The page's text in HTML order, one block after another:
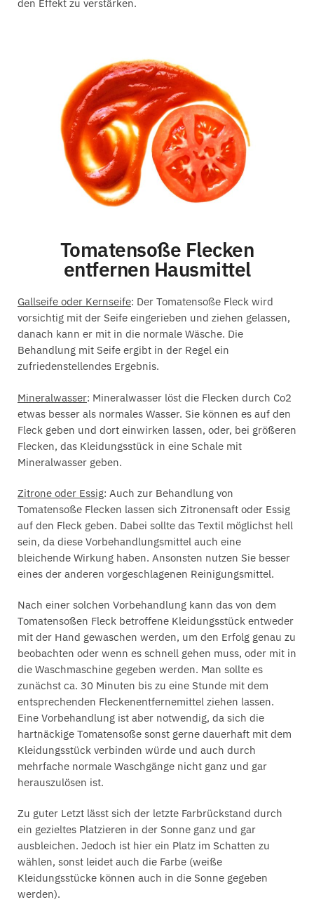
den Effekt zu verstärken.
Tomatensoße Flecken
entfernen Hausmittel
Gallseife oder Kernseife: Der Tomatensoße Fleck wird
vorsichtig mit der Seife eingerieben und ziehen gelassen,
danach kann er mit in die normale Wäsche. Die
Behandlung mit Seife ergibt in der Regel ein
zufriedenstellendes Ergebnis.
Mineralwasser: Mineralwasser löst die Flecken durch Co2
etwas besser als normales Wasser. Sie können es auf den
Fleck geben und dort einwirken lassen, oder, bei größeren
Flecken, das Kleidungsstück in eine Schale mit
Mineralwasser geben.
Zitrone oder Essig: Auch zur Behandlung von
Tomatensoße Flecken lassen sich Zitronensaft oder Essig
auf den Fleck geben. Dabei sollte das Textil möglichst hell
sein, da diese Vorbehandlungsmittel auch eine
bleichende Wirkung haben. Ansonsten nutzen Sie besser
eines der anderen vorgeschlagenen Reinigungsmittel.
Nach einer solchen Vorbehandlung kann das von dem
Tomatensoßen Fleck betroffene Kleidungsstück entweder
mit der Hand gewaschen werden, um den Erfolg genau zu
beobachten oder wenn es schnell gehen muss, oder mit in
die Waschmaschine gegeben werden. Man sollte es
zunächst ca. 30 Minuten bis zu eine Stunde mit dem
entsprechenden Fleckenentfernemittel ziehen lassen.
Eine Vorbehandlung ist aber notwendig, da sich die
hartnäckige Tomatensoße sonst gerne dauerhaft mit dem
Kleidungsstück verbinden würde und auch durch
mehrfache normale Waschgänge nicht ganz und gar
herauszulösen ist.
Zu guter Letzt lässt sich der letzte Farbrückstand durch
ein gezieltes Platzieren in der Sonne ganz und gar
ausbleichen. Jedoch ist hier ein Platz im Schatten zu
wählen, sonst leidet auch die Farbe (weiße
Kleidungsstücke können auch in die Sonne gegeben
werden).